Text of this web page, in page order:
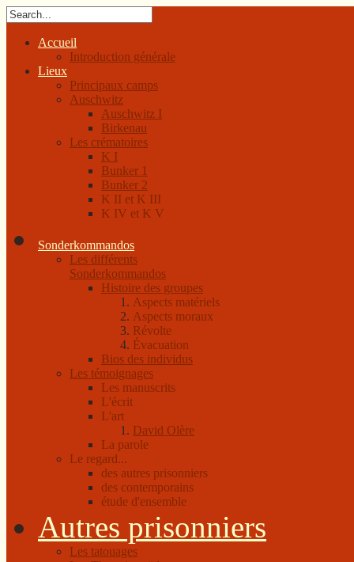
Accueil
Introduction générale
Lieux
Principaux camps
Auschwitz
Auschwitz I
Birkenau
Les crématoires
K I
Bunker 1
Bunker 2
K II et K III
K IV et K V
Sonderkommandos
Les différents
Sonderkommandos
Histoire des groupes
Aspects matériels
Aspects moraux
Révolte
Évacuation
Bios des individus
Les témoignages
Les manuscrits
L'écrit
L'art
David Olère
La parole
Le regard...
des autres prisonniers
des contemporains
étude d'ensemble
Autres prisonniers
Les tatouages